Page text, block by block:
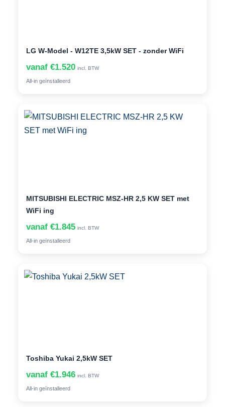
LG W-Model - W12TE 3,5kW SET - zonder WiFi
vanaf €1.520 incl. BTW
All-in geïnstalleerd
MITSUBISHI ELECTRIC MSZ-HR 2,5 KW SET met
WiFi ing
vanaf €1.845 incl. BTW
All-in geïnstalleerd
Toshiba Yukai 2,5kW SET
vanaf €1.946 incl. BTW
All-in geïnstalleerd